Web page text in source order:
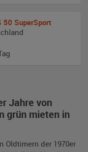
Jahre von
grün mieten in
Oldtimern der 1970er
50 SuperSport